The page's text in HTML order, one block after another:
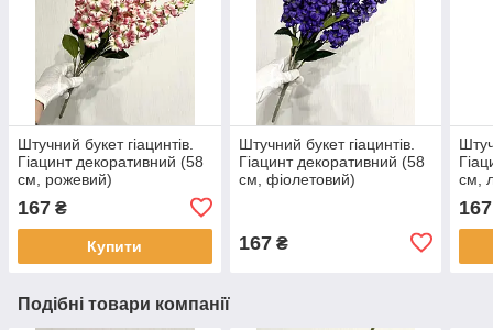
Штучний букет гіацинтів.
Гіацинт декоративний (58
см, рожевий)
167 ₴
Купити
Штучний букет гіацинтів.
Гіацинт декоративний (58
см, фіолетовий)
167₴
см,
167
Подібні товари компанії